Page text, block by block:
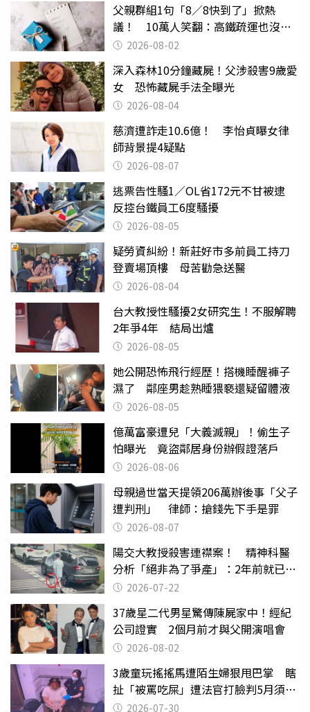
父親群組1句「8／8快到了」掀熱
議！ 10萬人笑翻：高鐵疏運也沒列
父親節
2026-08-02
深入森林10分鐘藏屍！父涉殺害9歲愛
女 恐怖藏屍手法全曝光
2026-08-04
慈濟遭詐走10.6億！ 李怡貞曝女律
師背景提4疑點
2026-08-07
逃票告性騷1／OL省172元不甘被逮
反控台鐵員工6度騷擾
2026-08-05
疑勞資糾紛！新莊好市多前員工持刀
登賣場頂樓 母苦勸急送醫
2026-08-04
台大教授性騷擾2女研究生！不服解聘
2年爭4年 結局出爐
2026-08-05
她公開恐怖飛行經歷！搭機睡醒褲子
濕了 鄰座男趁熟睡猥褻還疑留體液
2026-08-05
億萬富豪遭兒「大義滅親」！偷生子
怕曝光 竟盜鄰居身份辦假證落戶
2026-08-06
母親過世當天提領206萬辦後事「父子
遭判刑」 律師：搶錢先下手是罪
2026-08-07
陽交大教授殺害連襟案！ 精神科醫
分析「絕非為了爭產」：2年前就已言
行詭異
2026-07-22
37歲星二代男星驚傳陳屍家中！經紀
公司證實 2個月前才與父開演唱會
2026-08-02
3歲童玩搖搖馬遭陌生婦狠甩巴掌 瞎
扯「被罵吃屎」遭法官打臉判5月須入
監 2026-07-30